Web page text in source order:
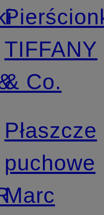
TIFFANY
& Co.
Płaszcze
puchowe
Marc